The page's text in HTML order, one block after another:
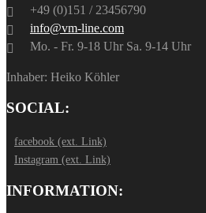
+49 (0)151 / 23456790
info@vm-line.com
Mo. - Fr. 9-18 Uhr Sa. 9-14 Uhr
Inhaber: Heiko Köhler
SOCIAL:
facebook (ext. Link)
Instagram (ext. Link)
INFORMATION: